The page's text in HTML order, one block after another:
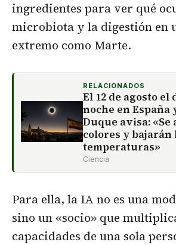
ingredientes para ver qué
microbiota y la digestión en
extremo como Marte.
RELACIONADOS
El 12 de agosto el
noche en España
Duque avisa: «Se
colores y bajarán
temperaturas»
Ciencia
Para ella, la IA no es una
sino un «socio» que
capacidades de una sola